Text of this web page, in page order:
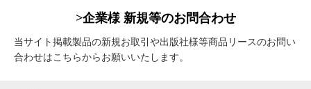
>企業様 新規等のお問合わせ
当サイト掲載製品の新規お取引や出版社様等商品リースのお問い
合わせはこちらからお願いいたします。